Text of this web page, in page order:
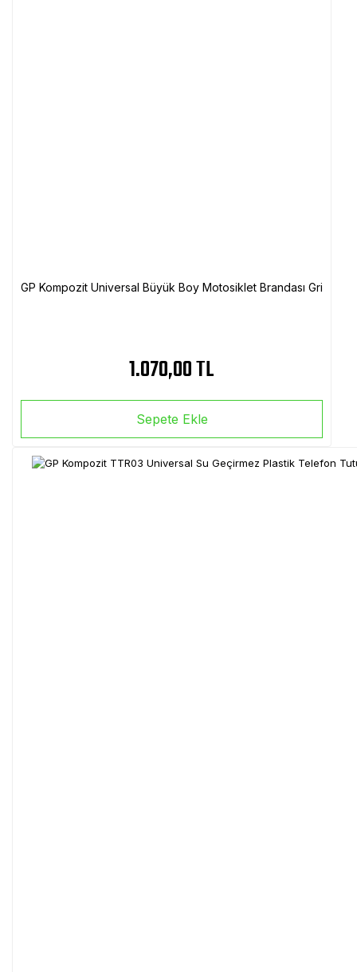
GP Kompozit Universal Büyük Boy Motosiklet Brandası Gri
1.070,00 TL
Sepete Ekle